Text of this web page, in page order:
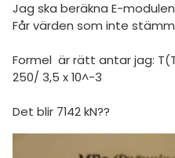
Jag ska beräkna E-
Får värden som inte
Formel är rätt antar jag:
250/ 3,5 x 10^-3
Det blir 7142 kN??
& Bygg
språk